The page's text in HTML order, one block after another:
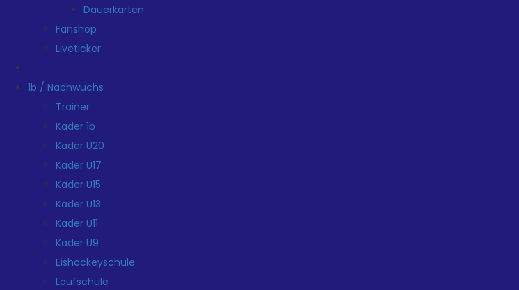
Dauerkarten
Fanshop
Liveticker
1b / Nachwuchs
Trainer
Kader 1b
Kader U20
Kader U17
Kader U15
Kader U13
Kader U11
Kader U9
Eishockeyschule
Laufschule